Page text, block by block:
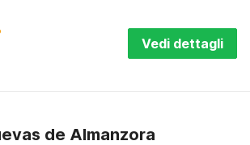
Vedi dettagli
de Almanzora